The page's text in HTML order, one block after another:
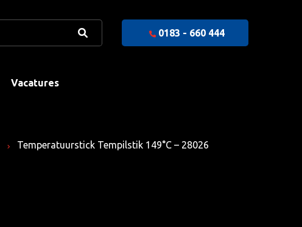
0183 - 660 444
Vacatures
Temperatuurstick Tempilstik 149°C – 28026